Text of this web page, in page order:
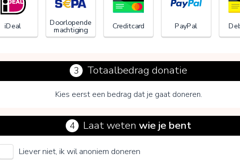
iDeal Doorlopende
machtiging Creditcard PayPal
3 Totaalbedrag donatie
Kies eerst een bedrag dat je gaat doneren.
Door op V te klikken kies je wel of geen vrijwillige bijdrage
4 Laat weten wie je bent
Liever niet, ik wil anoniem doneren